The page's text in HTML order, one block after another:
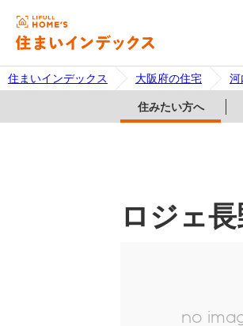
住まいインデックス 大阪府の住宅 河
住みたい方へ
ロジェ
no